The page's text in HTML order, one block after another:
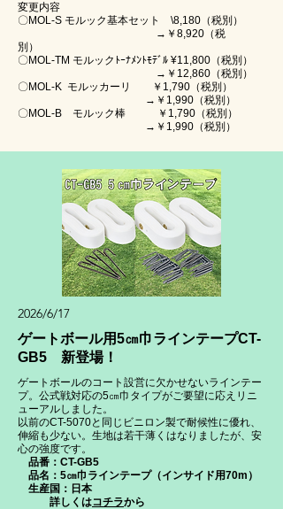
変更内容
〇MOL-S モルック基本セット \8,180（税別）
→￥8,920（税
別）
〇MOL-TM モルックﾄｰﾅﾒﾝﾄﾓﾃﾞﾙ ¥11,800（税別）
→￥12,860（税別）
〇MOL-K モルッカーリ ￥1,790（税別）
→￥1,990（税別）
〇MOL-B モルック棒 ￥1,790（税別）
​ →￥1,990（税別）
2026/6/17
ゲートボール用5㎝巾ラインテープCT-
GB5 新登場！
ゲートボールのコート設営に欠かせないラインテー
プ。公式戦対応の5㎝巾タイプがご要望に応えリニ
ューアルしました。
以前のCT-5070と同じビニロン製で耐候性に優れ、
伸縮も少ない。生地は若干薄くはなりましたが、安
心の強度です。
品番：CT-GB5
品名：5㎝巾ラインテープ（インサイド用70m）
生産国：日本
詳しくはコチラから